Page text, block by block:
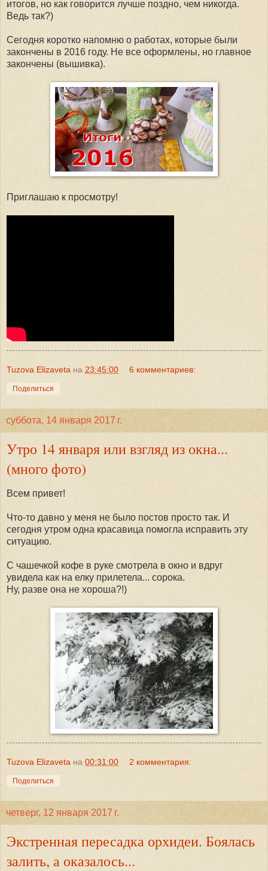
итогов, но как говорится лучше поздно, чем никогда.
Ведь так?)
Сегодня коротко напомню о работах, которые были
закончены в 2016 году. Не все оформлены, но главное
закончены (вышивка).
Приглашаю к просмотру!
Tuzova Elizaveta на 23:45:00 6 комментариев:
Поделиться
суббота, 14 января 2017 г.
Утро 14 января или взгляд из окна...
(много фото)
Всем привет!
Что-то давно у меня не было постов просто так. И
сегодня утром одна красавица помогла исправить эту
ситуацию.
С чашечкой кофе в руке смотрела в окно и вдруг
увидела как на елку прилетела... сорока.
Ну, разве она не хороша?!)
Tuzova Elizaveta на 00:31:00 2 комментария:
Поделиться
четверг, 12 января 2017 г.
Экстренная пересадка орхидеи. Боялась
залить, а оказалось...